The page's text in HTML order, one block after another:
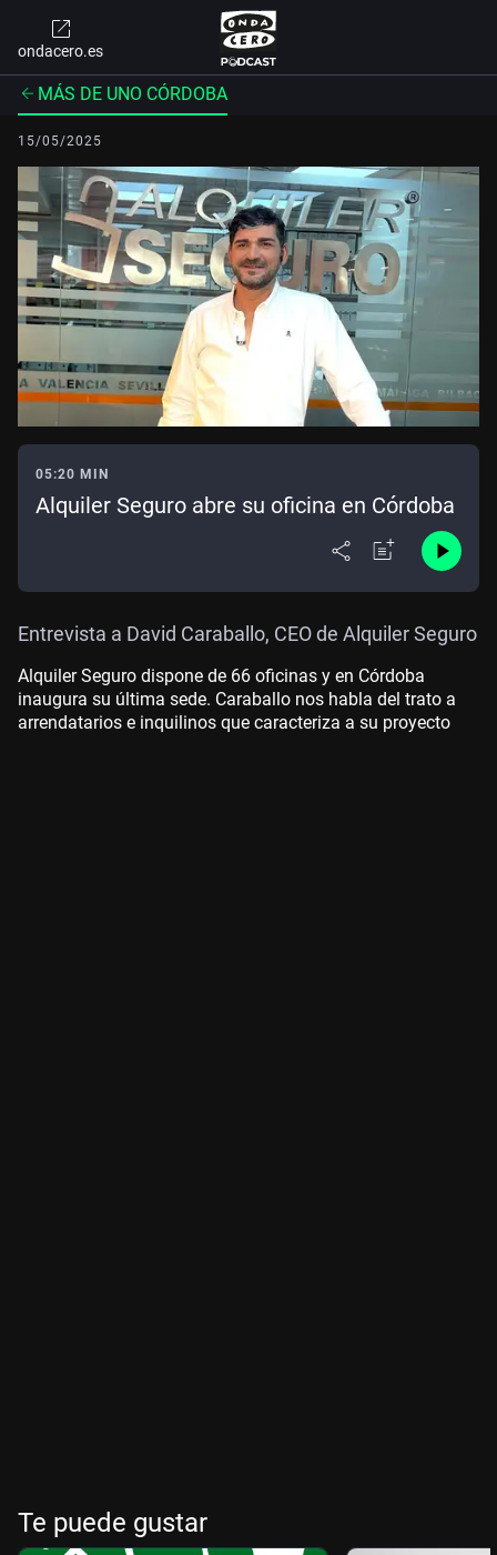
ondacero.es
MÁS DE UNO CÓRDOBA
15/05/2025
05:20 MIN
Alquiler Seguro abre su oficina en Córdoba
Entrevista a David Caraballo, CEO de Alquiler Seguro
Alquiler Seguro dispone de 66 oficinas y en Córdoba
inaugura su última sede. Caraballo nos habla del trato a
arrendatarios e inquilinos que caracteriza a su proyecto
Te puede gustar